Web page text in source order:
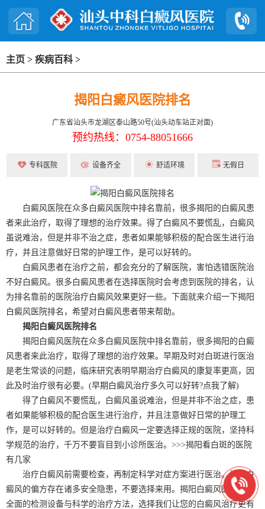
主页 > 疾病百科 >
揭阳白癜风医院排名
广东省汕头市龙湖区泰山路50号(汕头动车站正对面)
预约热线：0754-88051666
专科医院 设备齐全 舒适环境 无假日
白癜风医院在众多白癜风医院中排名靠前，很多揭阳的白癜风患
者来此治疗，取得了理想的治疗效果。得了白癜风不要慌乱，白癜风
虽说难治，但是并非不治之症，患者如果能够积极的配合医生进行治
疗，并且注意做好日常的护理工作，是可以好转的。
白癜风患者在治疗之前，都会充分的了解医院，害怕选错医院治
不好白癜风。很多白癜风患者在选择医院时会考虑到医院的排名，认
为排名靠前的医院治疗白癜风效果更好一些。下面就来介绍一下揭阳
白癜风医院排名，希望对白癜风患者带来帮助。
揭阳白癜风医院排名
揭阳白癜风医院在众多白癜风医院中排名靠前，很多揭阳的白癜
风患者来此治疗，取得了理想的治疗效果。早期及时对白斑进行医治
是老生常谈的问题，临床研究表明早期治疗白癜风的康复率更高，因
此及时治疗很有必要。(早期白癜风治疗多久可以好转?点我了解)
得了白癜风不要慌乱，白癜风虽说难治，但是并非不治之症，患
者如果能够积极的配合医生进行治疗，并且注意做好日常的护理工
作，是可以好转的。但是治疗白癜风一定要选择正规的医院，坚持科
学规范的治疗，千万不要盲目到小诊所医治。>>>揭阳看白斑的医院
有几家
治疗白癜风前需要检查，再制定科学对症方案进行医治。治疗白
癜风的偏方存在诸多安全隐患，不要选择来用。揭阳白癜风医院拥有
全面的检测设备与科学的治疗方法，选择我们让您的白癜风治疗更有